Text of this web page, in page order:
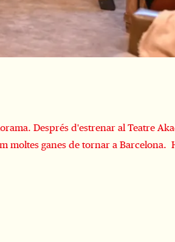
Després d'estrenar al Teatre
ganes de tornar a Barcelona.